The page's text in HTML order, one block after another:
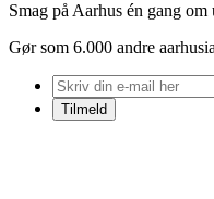
Smag på Aarhus én gang om
Gør som 6.000 andre